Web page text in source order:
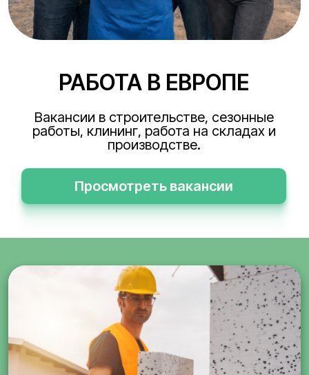
РАБОТА В ЕВРОПЕ
Вакансии в строительстве, сезонные
работы, клининг, работа на складах и
производстве.
Просмотреть вакансии